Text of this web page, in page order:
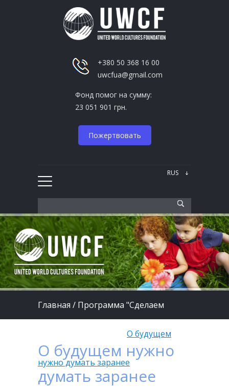
+380 50 368 16 00
uwcfua@gmail.com
Фонд помог на сумму:
23 051 901 грн.
Пожертвовать
Главная / Программа "Сделаем
О будущем
нужно думать заранее
О будущем нужно
думать заранее